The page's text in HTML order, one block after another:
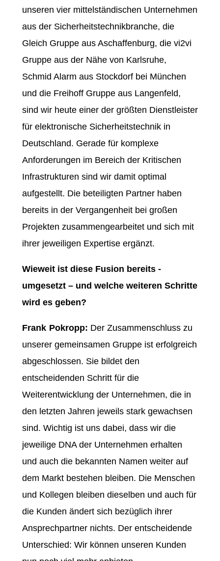
unseren vier mittelständischen Unternehmen
aus der Sicherheitstechnikbranche, die
Gleich Gruppe aus Aschaffenburg, die vi2vi
Gruppe aus der Nähe von Karlsruhe,
Schmid Alarm aus Stockdorf bei München
und die Freihoff Gruppe aus Langenfeld,
sind wir heute einer der größten Dienstleister
für elektronische Sicherheitstechnik in
Deutschland. Gerade für komplexe
Anforderungen im Bereich der Kritischen
Infrastrukturen sind wir damit optimal
aufgestellt. Die beteiligten Partner haben
bereits in der Vergangenheit bei großen
Projekten zusammengearbeitet und sich mit
ihrer jeweiligen Expertise ergänzt.
Wieweit ist diese Fusion bereits ­
umgesetzt – und welche weiteren Schritte
wird es geben?
Frank Pokropp: Der Zusammenschluss zu
unserer gemeinsamen Gruppe ist erfolgreich
abgeschlossen. Sie bildet den
entscheidenden Schritt für die
Weiterentwicklung der Unternehmen, die in
den letzten Jahren jeweils stark gewachsen
sind. Wichtig ist uns dabei, dass wir die
jeweilige DNA der Unternehmen erhalten
und auch die bekannten Namen weiter auf
dem Markt bestehen bleiben. Die Menschen
und Kollegen bleiben dieselben und auch für
die Kunden ändert sich bezüglich ihrer
Ansprechpartner nichts. Der entscheidende
Unterschied: Wir können unseren Kunden